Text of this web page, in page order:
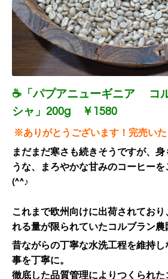
☕「パプアニューギニア
シャ」200g ￥1580
※ありがとうございます！完売い
まだまだ寒さも続きそうですが、
うな、まろやかな甘みのコーヒー
(^^♪
これまで欧州向けに出荷されており
れる量が限られていたコルブラン農
昔ながらの丁寧な水洗工程を維持
事を丁寧に。
徹底した品質管理によりつくられた